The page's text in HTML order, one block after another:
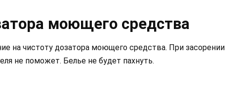
моющего средства
на чистоту дозатора моющего средства. При засорении
не поможет. Белье не будет пахнуть.